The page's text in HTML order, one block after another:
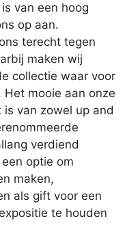
van een hoog
op aan.
terecht tegen
maken wij
collectie waar voor
mooie aan onze
van zowel up and
verdiend
optie om
maken,
als gift voor een
te houden